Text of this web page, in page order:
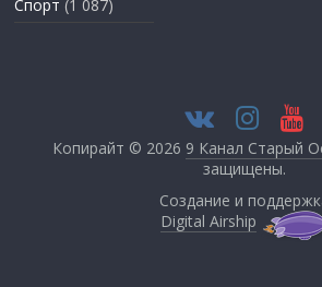
Спорт (1 087)
Копирайт © 2026 9 Канал Старый
защищены.
Создание и
Digital Airship